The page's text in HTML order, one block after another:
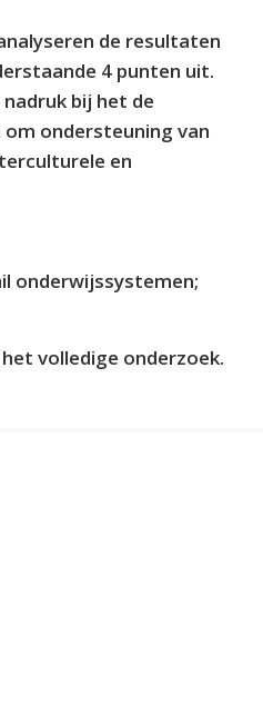
de resultaten
4 punten uit.
bij het de
ondersteuning van
en
onderwijssystemen;
volledige onderzoek.